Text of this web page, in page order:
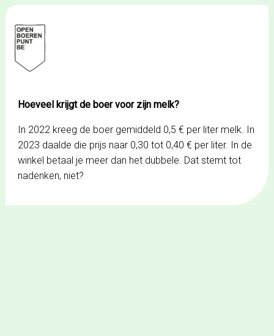
Spring
naar
inhoud
Hoeveel krijgt de boer voor zijn melk?
In 2022 kreeg de boer gemiddeld 0,5 € per liter melk. In
2023 daalde die prijs naar 0,30 tot 0,40 € per liter. In de
winkel betaal je meer dan het dubbele. Dat stemt tot
nadenken, niet?